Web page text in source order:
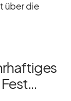
über die